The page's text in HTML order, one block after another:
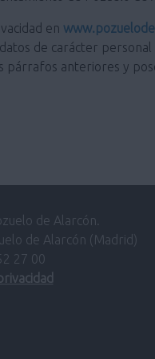
en
de carácter
párrafos anteriores y
de Alarcón.
de Alarcón (Madrid)
27 00